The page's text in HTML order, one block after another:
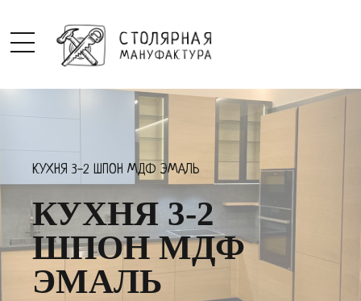
КУХНЯ 3-2 ШПОН МДФ ЭМАЛЬ
КУХНЯ 3-2
ШПОН МДФ
ЭМАЛЬ